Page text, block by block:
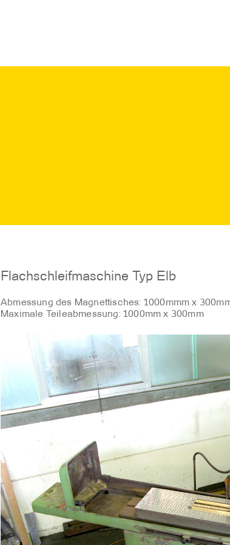
Flachschleifmaschine Typ Elb
Abmessung des Magnettisches: 1000mmm x
Maximale Teileabmessung: 1000mm x 300mm